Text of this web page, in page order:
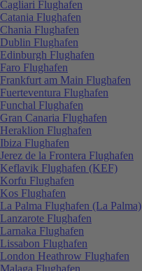
Cagliari Flughafen
Catania Flughafen
Chania Flughafen
Dublin Flughafen
Edinburgh Flughafen
Faro Flughafen
Frankfurt am Main Flughafen
Fuerteventura Flughafen
Funchal Flughafen
Gran Canaria Flughafen
Heraklion Flughafen
Ibiza Flughafen
Jerez de la Frontera Flughafen
Keflavik Flughafen (KEF)
Korfu Flughafen
Kos Flughafen
La Palma Flughafen (La Palma)
Lanzarote Flughafen
Larnaka Flughafen
Lissabon Flughafen
London Heathrow Flughafen
Malaga Flughafen